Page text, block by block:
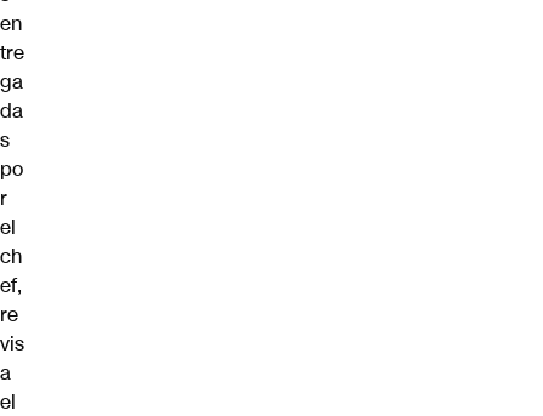
en
tre
ga
da
s
po
r
el
ch
ef,
re
vis
a
el